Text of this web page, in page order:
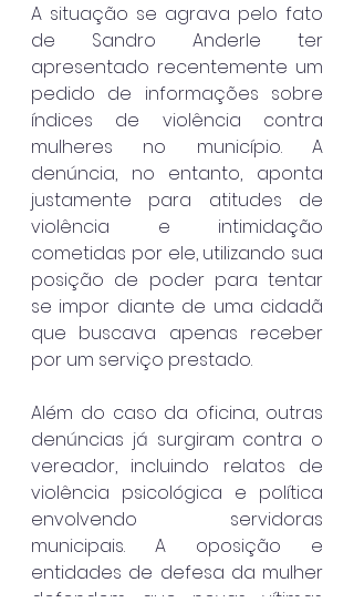
A situação se agrava pelo fato
de Sandro Anderle ter
apresentado recentemente um
pedido de informações sobre
índices de violência contra
mulheres no município. A
denúncia, no entanto, aponta
justamente para atitudes de
violência e intimidação
cometidas por ele, utilizando sua
posição de poder para tentar
se impor diante de uma cidadã
que buscava apenas receber
por um serviço prestado.
Além do caso da oficina, outras
denúncias já surgiram contra o
vereador, incluindo relatos de
violência psicológica e política
envolvendo servidoras
municipais. A oposição e
entidades de defesa da mulher
defendem que novas vítimas